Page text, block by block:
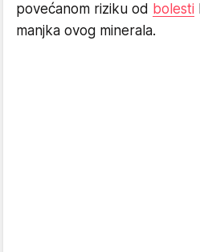
povećanom riziku od bolesti
manjka ovog minerala.